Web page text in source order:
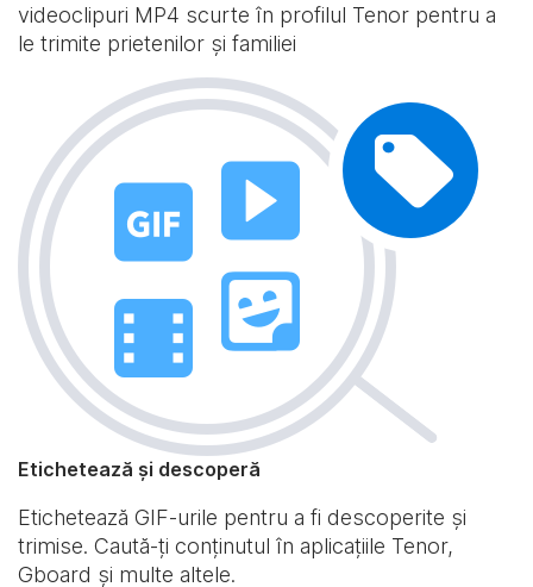
videoclipuri MP4 scurte în profilul Tenor pentru a
le trimite prietenilor și familiei
Etichetează și descoperă
Etichetează GIF-urile pentru a fi descoperite și
trimise. Caută-ți conținutul în aplicațiile Tenor,
Gboard și multe altele.